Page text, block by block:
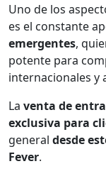
Uno de los
es el constante
emergentes,
potente para
internacionales y
La venta de
exclusiva para
general desde
Fever.